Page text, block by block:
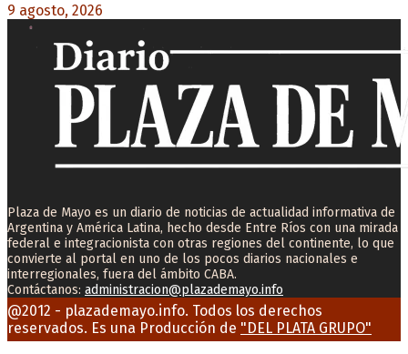
9 agosto, 2026
Plaza de Mayo es un diario de noticias de actualidad informativa de
Argentina y América Latina, hecho desde Entre Ríos con una mirada
federal e integracionista con otras regiones del continente, lo que
convierte al portal en uno de los pocos diarios nacionales e
interregionales, fuera del ámbito CABA.
Contáctanos: administracion@plazademayo.info
Facebook
Twitter
Instagram
Youtube
Email
@2012 - plazademayo.info. Todos los derechos
reservados. Es una Producción de "DEL PLATA GRUPO"